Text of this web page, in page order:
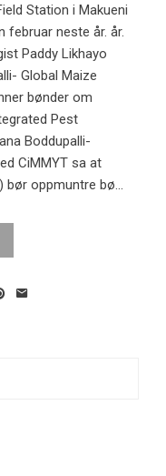
Station i Makueni
neste år. år.
Paddy Likhayo
Global Maize
bønder om
Pest
Boddupalli-
CiMMYT sa at
bør oppmuntre bø...